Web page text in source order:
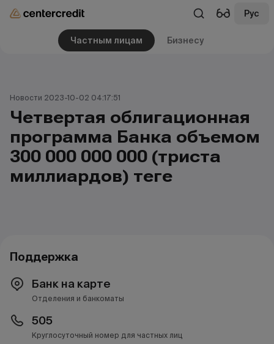
Рус
Частным лицам Бизнесу
Новости 2023-10-02 04:17:51
Четвертая облигационная
программа Банка объемом
300 000 000 000 (триста
миллиардов) теңге
Поддержка
Банк на карте
Отделения и банкоматы
505
Круглосуточный номер для частных лиц